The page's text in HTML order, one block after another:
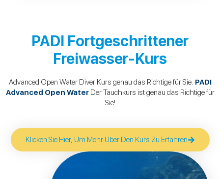
PADI Fortgeschrittener
Freiwasser-Kurs
Advanced Open Water Diver Kurs genau das Richtige für Sie. PADI
Advanced Open WaterDer Tauchkurs ist genau das Richtige für
Sie!
Klicken Sie Hier, Um Mehr Über Den Kurs Zu Erfahren